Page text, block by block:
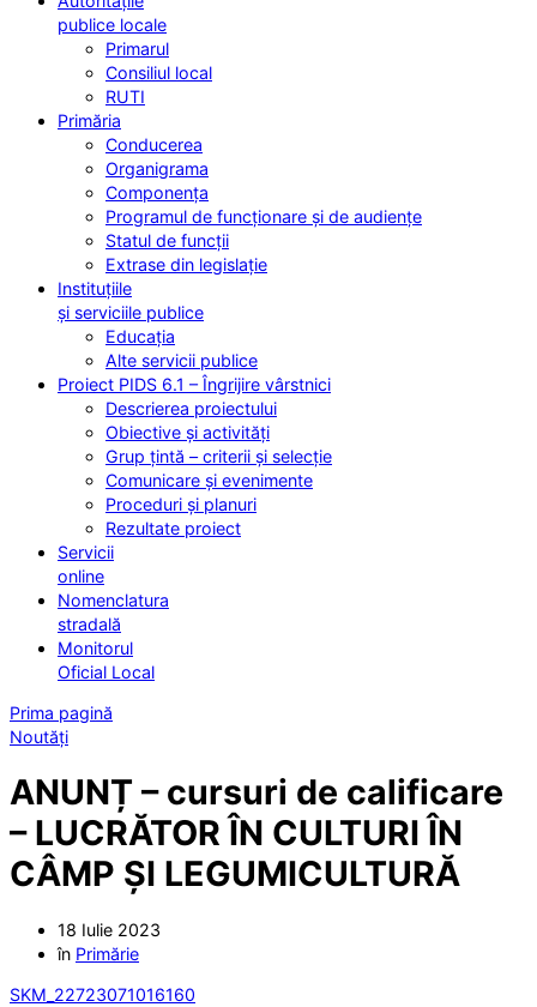
publice locale
Primarul
Consiliul local
RUTI
Primăria
Conducerea
Organigrama
Componența
Programul de funcționare și de audiențe
Statul de funcții
Extrase din legislație
Instituțiile
și serviciile publice
Educația
Alte servicii publice
Proiect PIDS 6.1 – Îngrijire vârstnici
Descrierea proiectului
Obiective și activități
Grup țintă – criterii și selecție
Comunicare și evenimente
Proceduri și planuri
Rezultate proiect
Servicii
online
Nomenclatura
stradală
Monitorul
Oficial Local
Prima pagină
Noutăți
ANUNȚ – cursuri de calificare
– LUCRĂTOR ÎN CULTURI ÎN
CÂMP ȘI LEGUMICULTURĂ
18 Iulie 2023
în Primărie
SKM_22723071016160